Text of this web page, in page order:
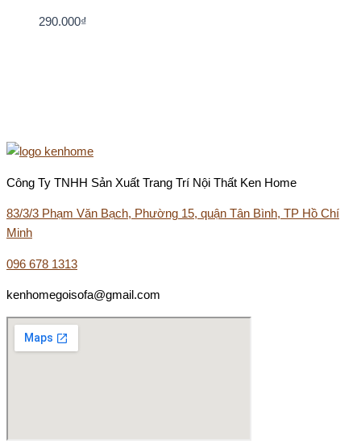
290.000₫
Công Ty TNHH Sản Xuất Trang Trí Nội Thất Ken Home
83/3/3 Phạm Văn Bạch, Phường 15, quận Tân Bình, TP Hồ Chí
Minh
096 678 1313
kenhomegoisofa@gmail.com